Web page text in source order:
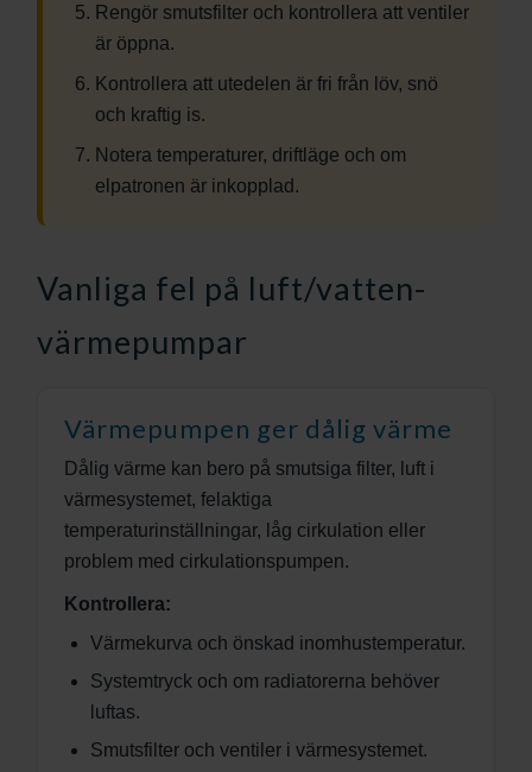
Rengör smutsfilter och kontrollera att ventiler
är öppna.
Kontrollera att utedelen är fri från löv, snö
och kraftig is.
Notera temperaturer, driftläge och om
elpatronen är inkopplad.
Vanliga fel på luft/vatten-
värmepumpar
Värmepumpen ger dålig värme
Dålig värme kan bero på smutsiga filter, luft i
värmesystemet, felaktiga
temperaturinställningar, låg cirkulation eller
problem med cirkulationspumpen.
Kontrollera:
Värmekurva och önskad inomhustemperatur.
Systemtryck och om radiatorerna behöver
luftas.
Smutsfilter och ventiler i värmesystemet.